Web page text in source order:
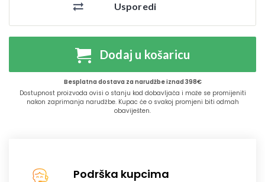
Usporedi
Dodaj u košaricu
Besplatna dostava za narudžbe iznad 398€
Dostupnost proizvoda ovisi o stanju kod dobavljača i može se promijeniti
nakon zaprimanja narudžbe. Kupac će o svakoj promjeni biti odmah
obaviješten.
Podrška kupcima